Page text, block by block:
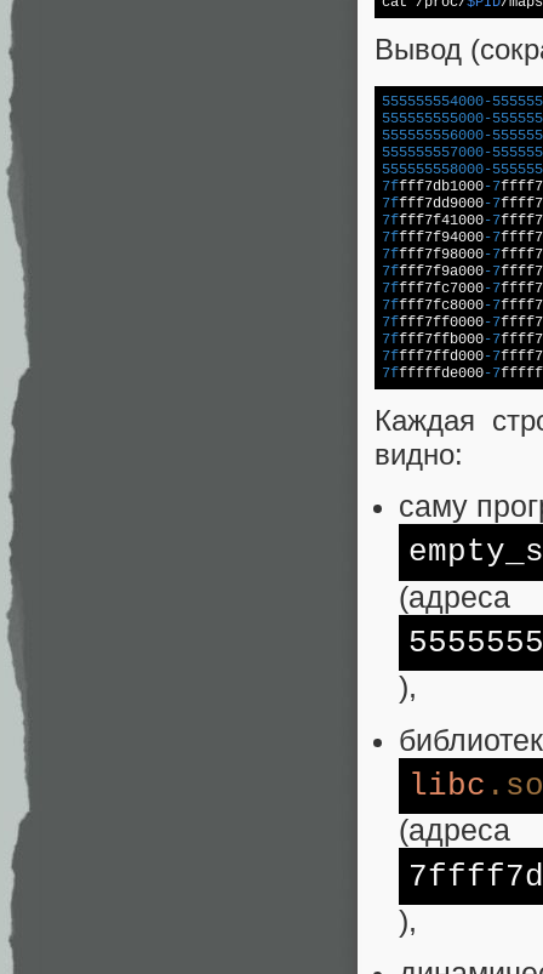
Вывод
555555554000-
555555555000-
555555556000-
555555557000-
555555558000-
7ffff7db1000-7
7ffff7dd9000-7
7ffff7f41000-7
7ffff7f94000-7
7ffff7f98000-7
7ffff7f9a000-7
7ffff7fc7000-7
7ffff7fc8000-7
7ffff7ff0000-7
7ffff7ffb000-7
7ffff7ffd000-7
7ffffffde000-7
Каждая
видно:
саму
(адреса
),
libc
(адреса
),